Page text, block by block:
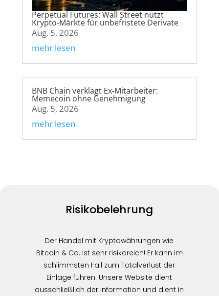
Perpetual Futures: Wall Street nutzt
Krypto-Märkte für unbefristete Derivate
Aug. 5, 2026
mehr lesen
BNB Chain verklagt Ex-Mitarbeiter:
Memecoin ohne Genehmigung
Aug. 5, 2026
mehr lesen
Risikobelehrung
Der Handel mit Kryptowährungen wie
Bitcoin & Co. ist sehr risikoreich! Er kann im
schlimmsten Fall zum Totalverlust der
Einlage führen. Unsere Website dient
ausschließlich der Information und dient in